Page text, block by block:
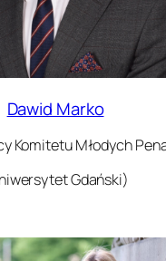
Dawid Marko
Komitetu Młodych
Gdański)